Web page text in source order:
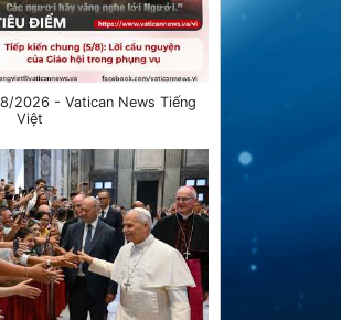
2026 - Vatican News Tiếng
Việt